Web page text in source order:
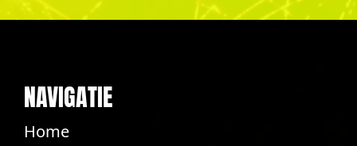
NAVIGATIE
Home